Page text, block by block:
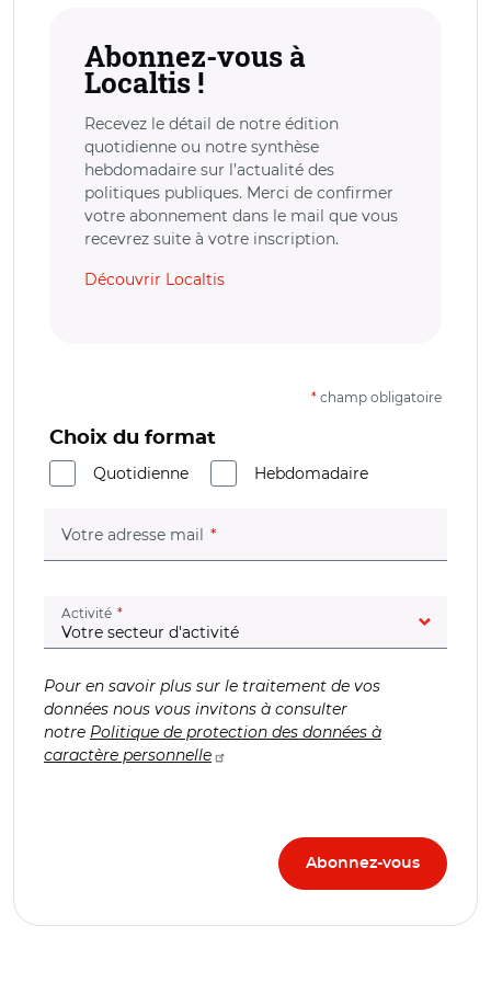
Abonnez-vous à
Localtis !
Recevez le détail de notre édition
quotidienne ou notre synthèse
hebdomadaire sur l’actualité des
politiques publiques. Merci de confirmer
votre abonnement dans le mail que vous
recevrez suite à votre inscription.
Découvrir Localtis
* champ obligatoire
Choix du format
Quotidienne
Hebdomadaire
Votre adresse mail (champ obligatoire)
Activité (champ obligatoire)
Pour en savoir plus sur le traitement de vos
données nous vous invitons à consulter
notre Politique de protection des données à
caractère personnelle